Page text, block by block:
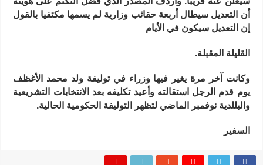
أن التعديل سيطال أربعة حقائب وزارية لم يسمها مكتفيا بالقول
إن التعديل سيكون في الأيام
القليلة المقبلة.
وكانت آخر مرة يغير فيها وزراء في توليفة ولد محمد الأغظف
يوم قدم الرجل استقالته وأعيد تكليفه بعد الانتخابات التشريعية
والبللدية نوفمبر الماضي لتظهر التوليفة الحكومية الحالية.
السفير